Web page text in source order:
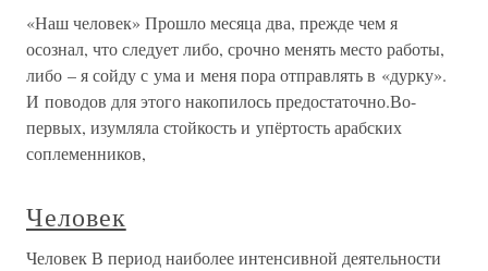
«Наш человек» Прошло месяца два, прежде чем я
осознал, что следует либо, срочно менять место работы,
либо – я сойду с ума и меня пора отправлять в «дурку».
И поводов для этого накопилось предостаточно.Во-
первых, изумляла стойкость и упёртость арабских
соплеменников,
Человек
Человек В период наиболее интенсивной деятельности